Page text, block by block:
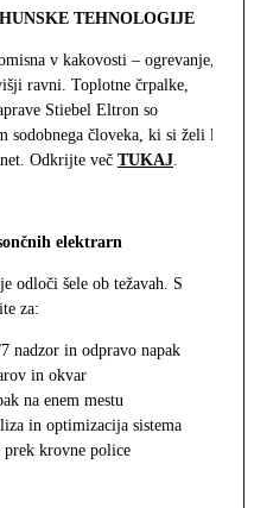
TEHNOLOGIJE
v kakovosti – ogrevanje,
ravni. Toplotne črpalke,
Stiebel Eltron so
sodobnega človeka, ki si želi le
Odkrijte več TUKAJ.
elektrarn
odloči šele ob težavah. S
za:
nadzor in odpravo napak
in okvar
na enem mestu
in optimizacija sistema
krovne police